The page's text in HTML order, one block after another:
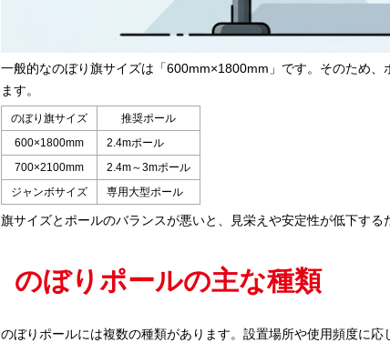
一般的なのぼり旗サイズは「600mm×1800mm」です。そのため
ます。
のぼり旗サイズ
推奨ポール
600×1800mm
2.4mポール
700×2100mm
2.4m～3mポール
ジャンボサイズ
専用大型ポール
旗サイズとポールのバランスが悪いと、見栄えや安定性が低下する
のぼりポールの主な種類
のぼりポールには複数の種類があります。設置場所や使用頻度に応